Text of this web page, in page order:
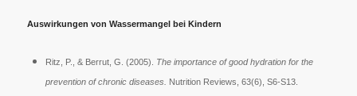
Auswirkungen von Wassermangel bei Kindern
Ritz, P., & Berrut, G. (2005). The importance of good hydration for the
prevention of chronic diseases. Nutrition Reviews, 63(6), S6-S13.